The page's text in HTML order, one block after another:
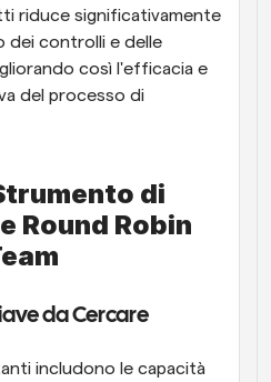
riduce significativamente
dei controlli e delle
così l'efficacia e
del processo di
di
Round Robin
da Cercare
includono le capacità